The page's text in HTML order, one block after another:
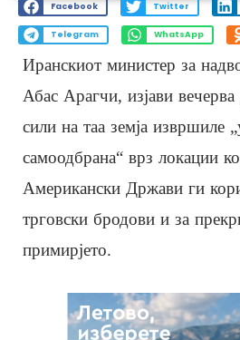
Facebook Twitter
Telegram WhatsApp
Иранскиот министер за
Абас Арагчи, изјави
сили на таа земја извршиле
самоодбрана“ врз локации
Американски Држави ги
трговски бродови и за
примирјето.